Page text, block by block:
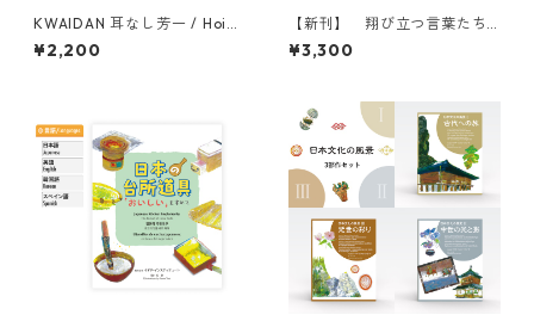
KWAIDAN 耳なし芳一 / Hoich
i-the-Earless
¥2,200
【新刊】 翔び立つ言葉たち /
[New Publication] Words Ta
ke Flight: An Anthology of
¥3,300